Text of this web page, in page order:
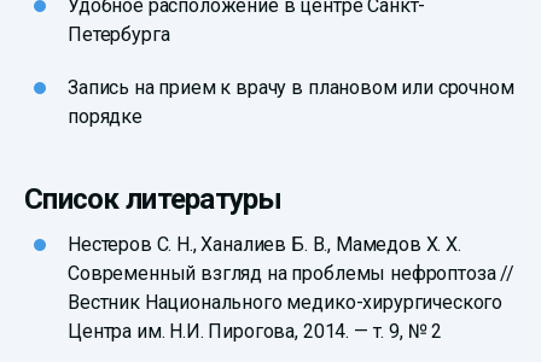
Удобное расположение в центре Санкт-
Петербурга
Запись на прием к врачу в плановом или срочном
порядке
Список литературы
Нестеров С. Н., Ханалиев Б. В., Мамедов Х. Х.
Современный взгляд на проблемы нефроптоза //
Вестник Национального медико-хирургического
Центра им. Н.И. Пирогова, 2014. — т. 9, № 2